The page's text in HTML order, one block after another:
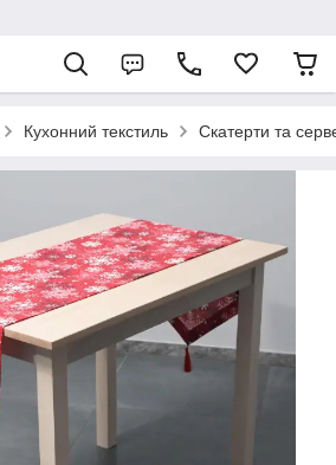
Кухонний текстиль Скатерти та